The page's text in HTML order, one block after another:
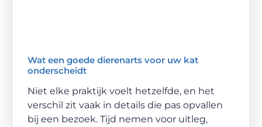
Wat een goede dierenarts voor uw kat
onderscheidt
Niet elke praktijk voelt hetzelfde, en het
verschil zit vaak in details die pas opvallen
bij een bezoek. Tijd nemen voor uitleg,